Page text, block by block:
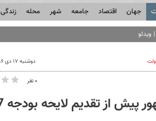
جهان اقتصاد جامعه شهر محله زندگی
ویدئو
دوشنبه ۱۷ دی ۱۳۸۶ - ۰۷:۵۳
۰ نفر
از تقدیم لایحه بودجه 87